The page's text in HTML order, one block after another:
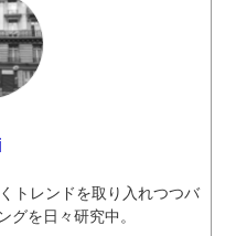
トレンドを取り入れつつバ
グを日々研究中。